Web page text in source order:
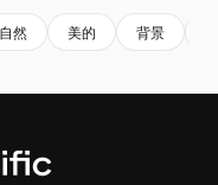
自然 美的 背景